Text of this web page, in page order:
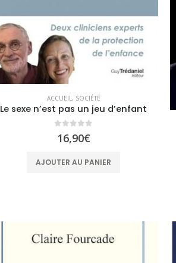
ACCUEIL, SOCIÉTÉ
Le sexe n’est pas un jeu d’enfant
16,90€
AJOUTER AU PANIER